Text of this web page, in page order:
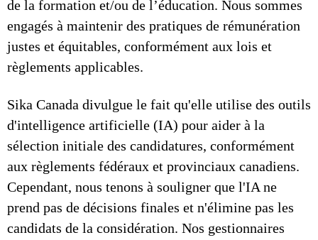
de la formation et/ou de l’éducation. Nous sommes
engagés à maintenir des pratiques de rémunération
justes et équitables, conformément aux lois et
règlements applicables.
Sika Canada divulgue le fait qu'elle utilise des outils
d'intelligence artificielle (IA) pour aider à la
sélection initiale des candidatures, conformément
aux règlements fédéraux et provinciaux canadiens.
Cependant, nous tenons à souligner que l'IA ne
prend pas de décisions finales et n'élimine pas les
candidats de la considération. Nos gestionnaires